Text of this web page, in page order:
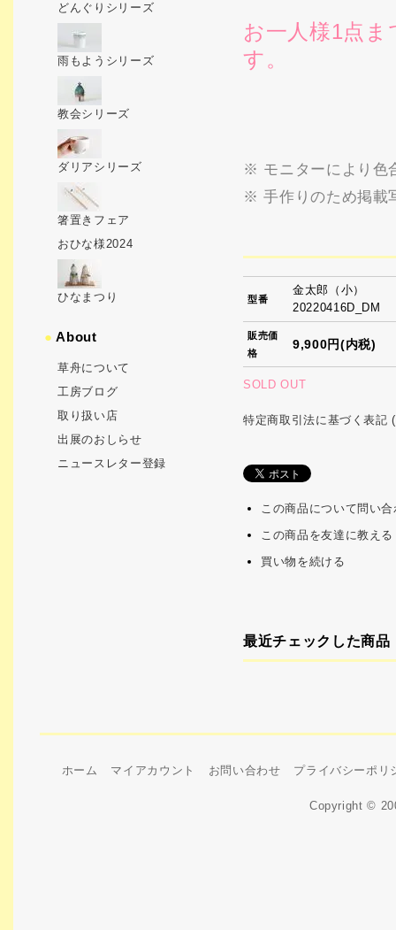
お一人様1点
す。
※ モニターにより色
※ 手作りのため掲載
型番
金太郎（小）
20220416D_DM
販売価
格
9,900円(内税)
SOLD OUT
特定商取引法に基づく表記
この商品について問い
この商品を友達に教える
買い物を続ける
最近チェックした商品
どんぐりシリーズ
雨もようシリーズ
教会シリーズ
ダリアシリーズ
箸置きフェア
おひな様2024
ひなまつり
●About
草舟について
工房ブログ
取り扱い店
出展のおしらせ
ニュースレター登録
ホーム マイアカウント お問い合わせ プライバシーポリ
Copyright ©